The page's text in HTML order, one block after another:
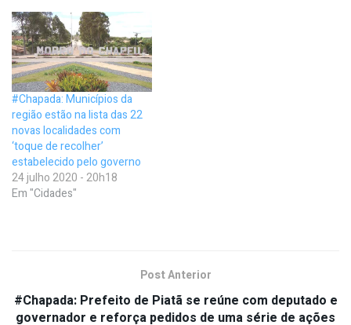
#Chapada: Municípios da
região estão na lista das 22
novas localidades com
‘toque de recolher’
estabelecido pelo governo
24 julho 2020 - 20h18
Em "Cidades"
Post Anterior
#Chapada: Prefeito de Piatã se reúne com deputado e
governador e reforça pedidos de uma série de ações